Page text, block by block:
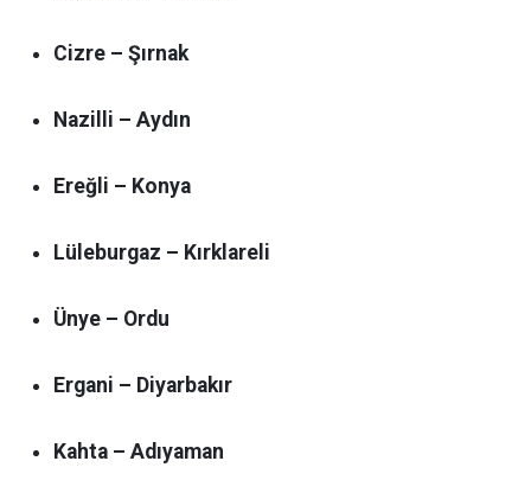
Cizre – Şırnak
Nazilli – Aydın
Ereğli – Konya
Lüleburgaz – Kırklareli
Ünye – Ordu
Ergani – Diyarbakır
Kahta – Adıyaman